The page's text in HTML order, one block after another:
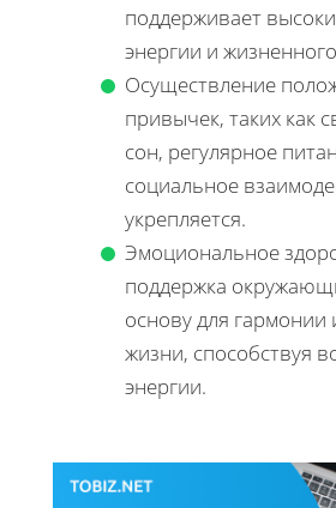
поддерживает
энергии и
Осуществление
привычек, таких как
сон, регулярное
социальное
укрепляется.
Эмоциональное
поддержка
основу для гармонии
жизни, способствуя
энергии.